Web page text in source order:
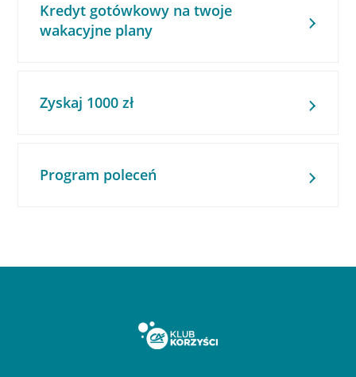
Kredyt gotówkowy na twoje
wakacyjne plany
Zyskaj 1000 zł
Program poleceń